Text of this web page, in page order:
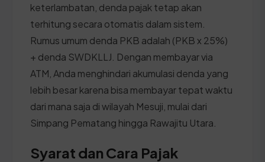
keterlambatan, denda pajak tetap akan
terhitung secara otomatis dalam sistem.
Rumus umum denda PKB adalah (PKB x 25%)
+ denda SWDKLLJ. Dengan membayar via
ATM, Anda menghindari akumulasi denda yang
lebih besar karena bisa membayar tepat waktu
dari mana saja di wilayah Mesuji, mulai dari
Simpang Pematang hingga Rawajitu Utara.
Syarat dan Cara Pajak